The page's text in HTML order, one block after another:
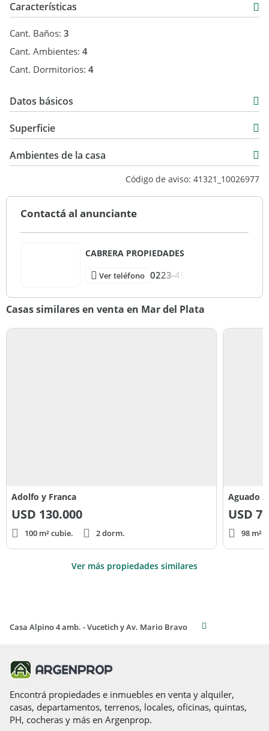
Características
Cant. Baños: 3
Cant. Ambientes: 4
Cant. Dormitorios: 4
Datos básicos
Venta
USD 100.000
Superficie
233 m2
233 m2
Ambientes de la casa
Código de aviso: 41321_10026977
Contactá al anunciante
CABRERA PROPIEDADES
Ver teléfono 0223-49
Casas similares en venta en Mar del Plata
Adolfo y Franca
USD 130.000
100 m² cubie. 2 dorm.
Aguado
USD
98 m²
Ver más propiedades similares
Casa Alpino 4 amb. - Vucetich y Av. Mario Bravo
Encontrá propiedades e inmuebles en venta y alquiler,
casas, departamentos, terrenos, locales, oficinas, quintas,
PH, cocheras y más en Argenprop.